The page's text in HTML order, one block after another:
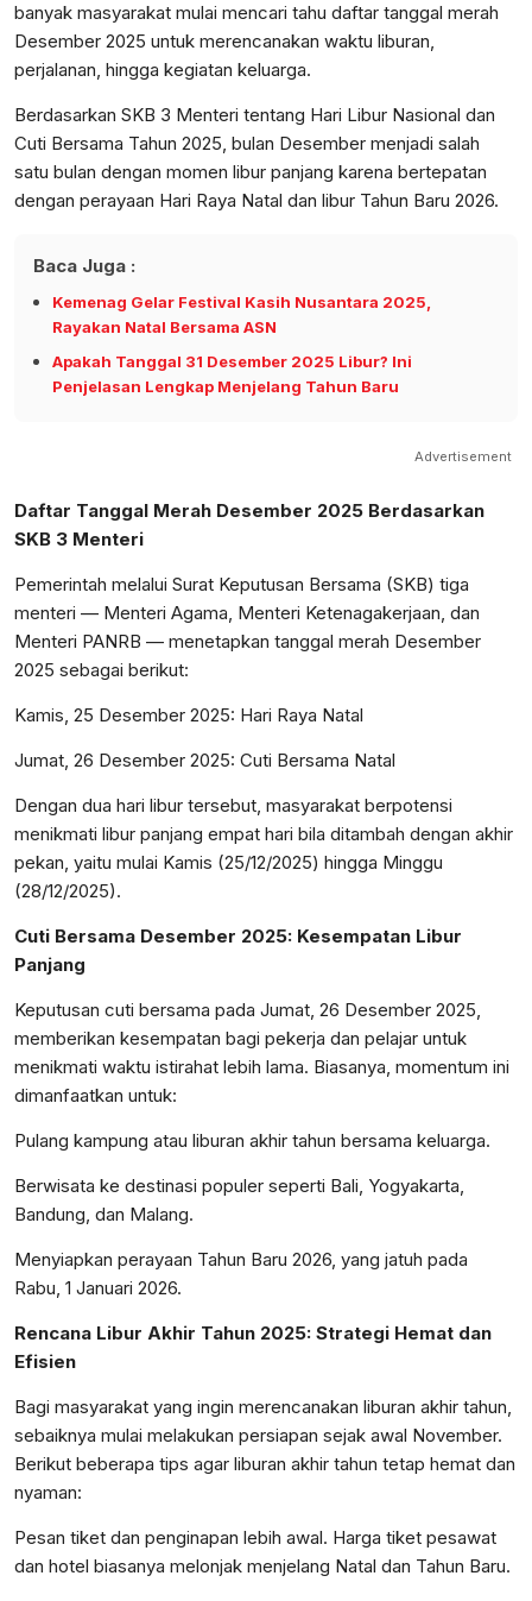
banyak masyarakat mulai mencari tahu daftar tanggal merah
Desember 2025 untuk merencanakan waktu liburan,
perjalanan, hingga kegiatan keluarga.
Berdasarkan SKB 3 Menteri tentang Hari Libur Nasional dan
Cuti Bersama Tahun 2025, bulan Desember menjadi salah
satu bulan dengan momen libur panjang karena bertepatan
dengan perayaan Hari Raya Natal dan libur Tahun Baru 2026.
Baca Juga :
Kemenag Gelar Festival Kasih Nusantara 2025,
Rayakan Natal Bersama ASN
Apakah Tanggal 31 Desember 2025 Libur? Ini
Penjelasan Lengkap Menjelang Tahun Baru
Advertisement
Daftar Tanggal Merah Desember 2025 Berdasarkan
SKB 3 Menteri
Pemerintah melalui Surat Keputusan Bersama (SKB) tiga
menteri — Menteri Agama, Menteri Ketenagakerjaan, dan
Menteri PANRB — menetapkan tanggal merah Desember
2025 sebagai berikut:
Kamis, 25 Desember 2025: Hari Raya Natal
Jumat, 26 Desember 2025: Cuti Bersama Natal
Dengan dua hari libur tersebut, masyarakat berpotensi
menikmati libur panjang empat hari bila ditambah dengan akhir
pekan, yaitu mulai Kamis (25/12/2025) hingga Minggu
(28/12/2025).
Cuti Bersama Desember 2025: Kesempatan Libur
Panjang
Keputusan cuti bersama pada Jumat, 26 Desember 2025,
memberikan kesempatan bagi pekerja dan pelajar untuk
menikmati waktu istirahat lebih lama. Biasanya, momentum ini
dimanfaatkan untuk:
Pulang kampung atau liburan akhir tahun bersama keluarga.
Berwisata ke destinasi populer seperti Bali, Yogyakarta,
Bandung, dan Malang.
Menyiapkan perayaan Tahun Baru 2026, yang jatuh pada
Rabu, 1 Januari 2026.
Rencana Libur Akhir Tahun 2025: Strategi Hemat dan
Efisien
Bagi masyarakat yang ingin merencanakan liburan akhir tahun,
sebaiknya mulai melakukan persiapan sejak awal November.
Berikut beberapa tips agar liburan akhir tahun tetap hemat dan
nyaman:
Pesan tiket dan penginapan lebih awal. Harga tiket pesawat
dan hotel biasanya melonjak menjelang Natal dan Tahun Baru.